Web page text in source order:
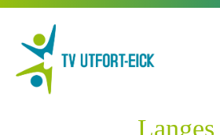
Zum
springen
Langes